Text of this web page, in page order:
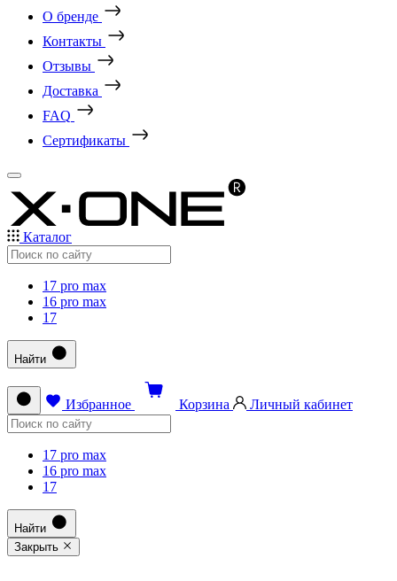
О бренде
Контакты
Отзывы
Доставка
FAQ
Сертификаты
Каталог
17 pro max
16 pro max
17
Найти
Избранное Корзина Личный кабинет
17 pro max
16 pro max
17
Найти
Закрыть